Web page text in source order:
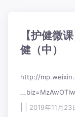
【护健微
健（中）
http://
2019年11月23